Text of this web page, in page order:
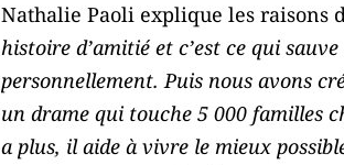
Nathalie Paoli explique les raisons
histoire d’amitié et c’est ce qui
personnellement. Puis nous avons
un drame qui touche 5 000 familles
a plus, il aide à vivre le mieux